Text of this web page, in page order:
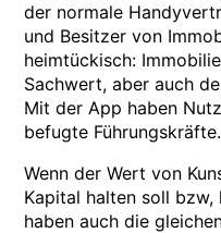
der normale
und Besitzer von
heimtückisch:
Sachwert, aber auch
Mit der App haben
befugte Führungskräfte.
Wenn der Wert von
Kapital halten soll
haben auch die